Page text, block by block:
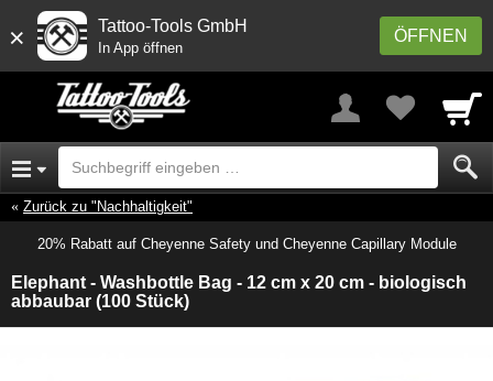
× ÖFFNEN
Tattoo-Tools GmbH
In App öffnen
Zurück zu "Nachhaltigkeit"
20% Rabatt auf Cheyenne Safety und Cheyenne Capillary Module
Elephant - Washbottle Bag - 12 cm x 20 cm - biologisch
abbaubar (100 Stück)